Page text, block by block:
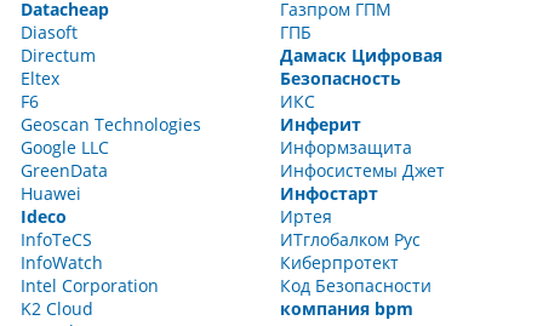
Datacheap
Diasoft
Directum
Eltex
F6
Geoscan Technologies
Google LLC
GreenData
Huawei
Ideco
InfoTeCS
InfoWatch
Intel Corporation
K2 Cloud
Газпром ГПМ
ГПБ
Дамаск Цифровая
Безопасность
ИКС
Инферит
Информзащита
Инфосистемы Джет
Инфостарт
Иртея
ИТглобалком Рус
Киберпротект
Код Безопасности
компания bpm